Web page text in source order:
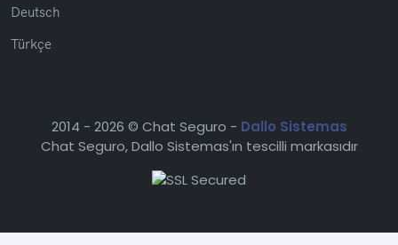
Deutsch
Türkçe
2014 - 2026 © Chat Seguro - Dallo Sistemas
Chat Seguro, Dallo Sistemas'ın tescilli markasıdır